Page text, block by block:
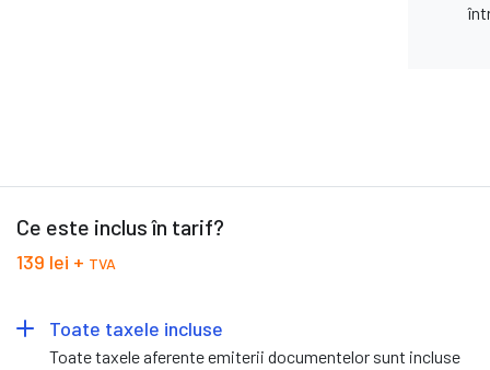
Ce este inclus în tarif?
139 lei + TVA
Toate taxele incluse
Toate taxele aferente emiterii documentelor sunt incluse